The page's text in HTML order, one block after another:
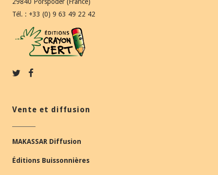
Tél. : +33 (0) 9 63 49 22 42
Vente et diffusion
MAKASSAR Diffusion
Éditions Buissonnières